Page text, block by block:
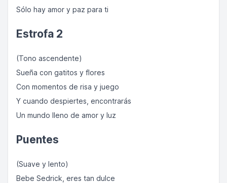
Sólo hay amor y paz para ti
Estrofa 2
(Tono ascendente)
Sueña con gatitos y flores
Con momentos de risa y juego
Y cuando despiertes, encontrarás
Un mundo lleno de amor y luz
Puentes
(Suave y lento)
Bebe Sedrick, eres tan dulce